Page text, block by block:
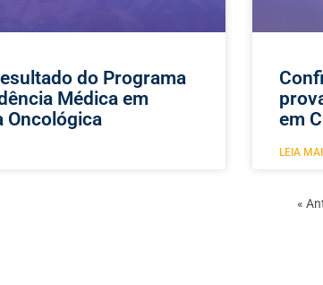
do Programa
Médica em
Oncológica
em
LEIA
«